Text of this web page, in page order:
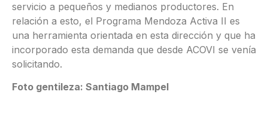
servicio a pequeños y medianos productores. En
relación a esto, el Programa Mendoza Activa II es
una herramienta orientada en esta dirección y que ha
incorporado esta demanda que desde ACOVI se venía
solicitando.
Foto gentileza: Santiago Mampel